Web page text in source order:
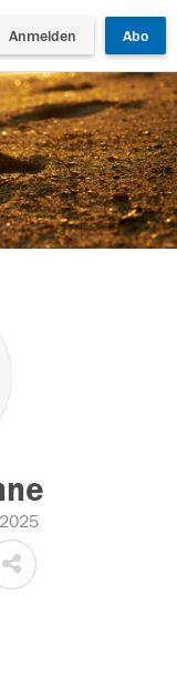
Anmelden Abo